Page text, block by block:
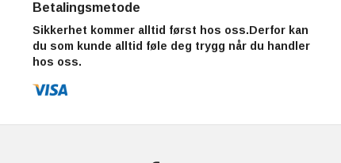
Betalingsmetode
Sikkerhet kommer alltid først hos oss.Derfor kan
du som kunde alltid føle deg trygg når du handler
hos oss.